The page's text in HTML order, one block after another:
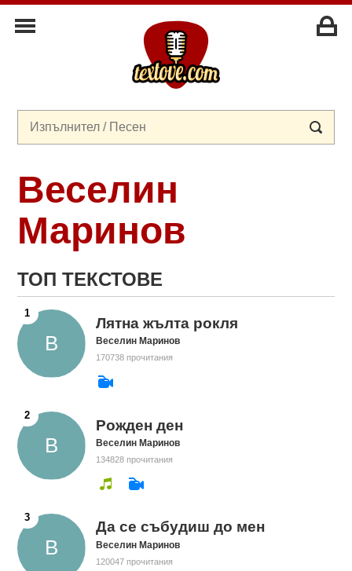
Веселин
Маринов
ТОП ТЕКСТОВЕ
Лятна жълта рокля
Веселин Маринов
170738 прочитания
Рожден ден
Веселин Маринов
134828 прочитания
Да се събудиш до мен
Веселин Маринов
120047 прочитания